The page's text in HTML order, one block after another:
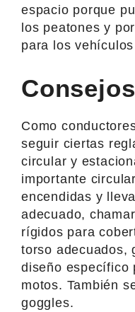
espacio porque
los peatones y
para los
Como
seguir ciertas
circular y
importante
encendidas y
adecuado,
rígidos para
torso adecuados,
diseño específico
motos. También
goggles.